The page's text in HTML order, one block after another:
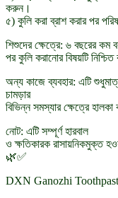
করুন।
৫) কুলি করা ব্রাশ করার পর
শিশুদের ক্ষেত্রে: ৬ বছরের কম
পর কুলি করানোর বিষয়টি
অন্য কাজে ব্যবহার: এটি
চামড়ার
বিভিন্ন সমস্যার ক্ষেত্রে হালকা
নোট: এটি সম্পূর্ণ হারবাল
ও ক্ষতিকারক রাসায়নিকমুক্ত
🌿✅
DXN Ganozhi